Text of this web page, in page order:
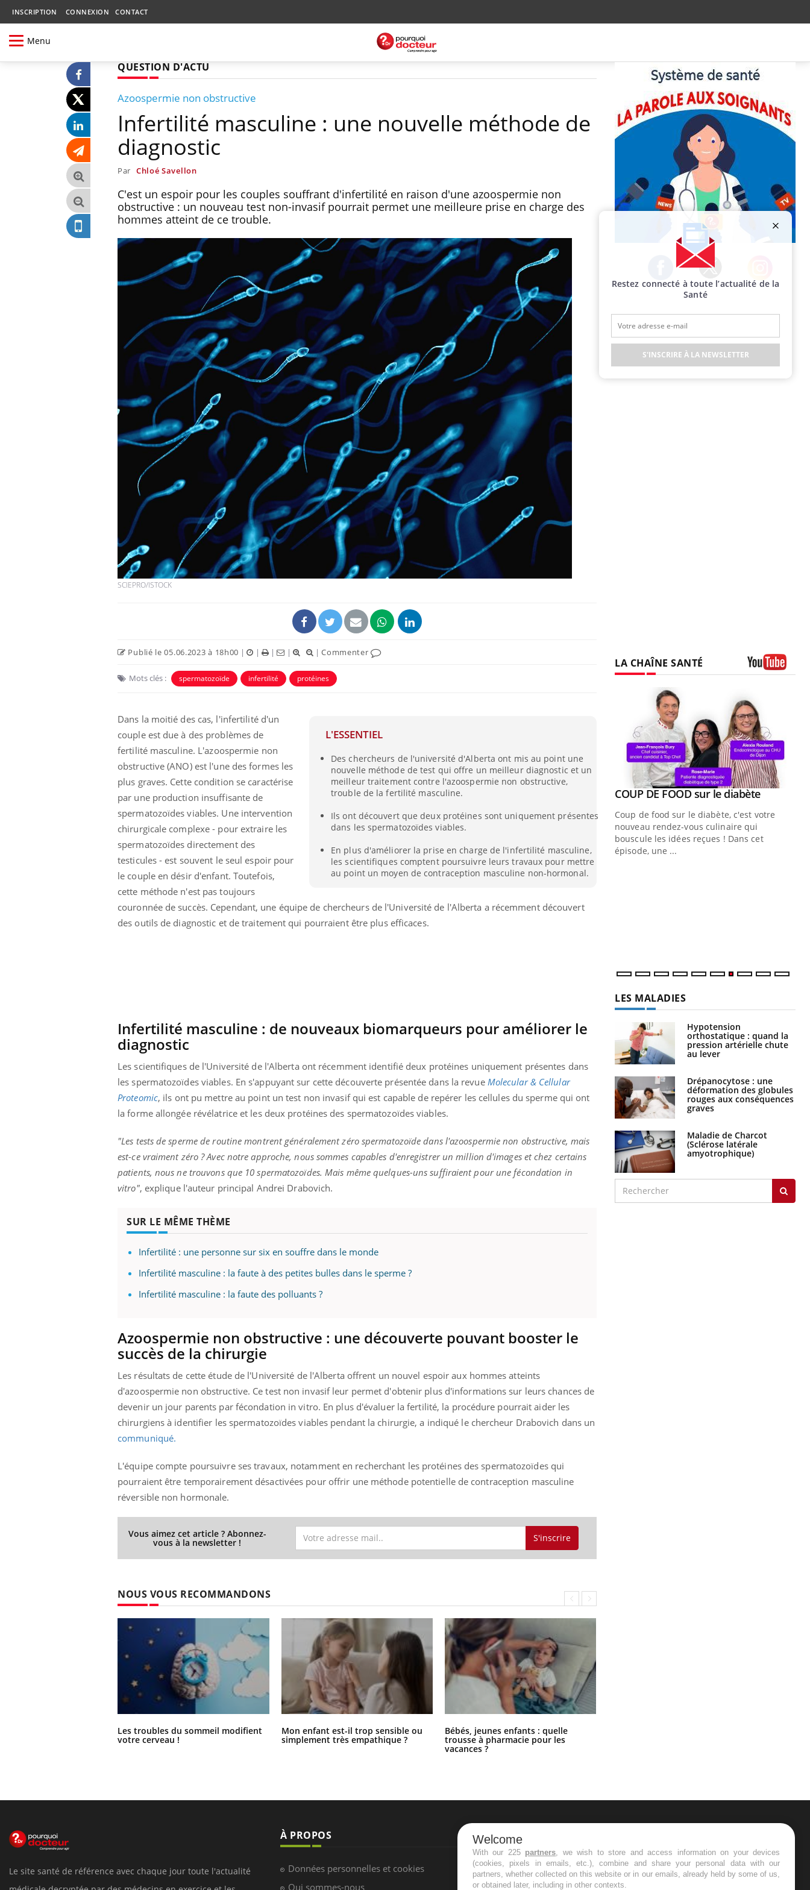
INSCRIPTION CONNEXION CONTACT
Menu
QUESTION D'ACTU
Azoospermie non obstructive
Infertilité masculine : une nouvelle méthode de
diagnostic
Par Chloé Savellon
C'est un espoir pour les couples souffrant d'infertilité en raison d'une azoospermie non
obstructive : un nouveau test non-invasif pourrait permet une meilleure prise en charge des
hommes atteint de ce trouble.
SCIEPRO/ISTOCK
Publié le 05.06.2023 à 18h00 | | | | |Commenter
Mots clés : spermatozoïde infertilité protéines
L'ESSENTIEL
Des chercheurs de l'université d'Alberta ont mis au point une
nouvelle méthode de test qui offre un meilleur diagnostic et un
meilleur traitement contre l'azoospermie non obstructive,
trouble de la fertilité masculine.
Ils ont découvert que deux protéines sont uniquement présentes
dans les spermatozoïdes viables.
En plus d'améliorer la prise en charge de l'infertilité masculine,
les scientifiques comptent poursuivre leurs travaux pour mettre
au point un moyen de contraception masculine non-hormonal.
Dans la moitié des cas, l'infertilité d'un
couple est due à des problèmes de
fertilité masculine. L'azoospermie non
obstructive (ANO) est l'une des formes les
plus graves. Cette condition se caractérise
par une production insuffisante de
spermatozoïdes viables. Une intervention
chirurgicale complexe - pour extraire les
spermatozoïdes directement des
testicules - est souvent le seul espoir pour
le couple en désir d'enfant. Toutefois,
cette méthode n'est pas toujours
couronnée de succès. Cependant, une équipe de chercheurs de l'Université de l'Alberta a récemment découvert
des outils de diagnostic et de traitement qui pourraient être plus efficaces.
Infertilité masculine : de nouveaux biomarqueurs pour améliorer le
diagnostic
Les scientifiques de l'Université de l'Alberta ont récemment identifié deux protéines uniquement présentes dans
les spermatozoïdes viables. En s'appuyant sur cette découverte présentée dans la revue Molecular & Cellular
Proteomic, ils ont pu mettre au point un test non invasif qui est capable de repérer les cellules du sperme qui ont
la forme allongée révélatrice et les deux protéines des spermatozoïdes viables.
"Les tests de sperme de routine montrent généralement zéro spermatozoïde dans l'azoospermie non obstructive, mais
est-ce vraiment zéro ? Avec notre approche, nous sommes capables d'enregistrer un million d'images et chez certains
patients, nous ne trouvons que 10 spermatozoïdes. Mais même quelques-uns suffiraient pour une fécondation in
vitro", explique l'auteur principal Andrei Drabovich.
SUR LE MÊME THÈME
Infertilité : une personne sur six en souffre dans le monde
Infertilité masculine : la faute à des petites bulles dans le sperme ?
Infertilité masculine : la faute des polluants ?
Azoospermie non obstructive : une découverte pouvant booster le
succès de la chirurgie
Les résultats de cette étude de l'Université de l'Alberta offrent un nouvel espoir aux hommes atteints
d'azoospermie non obstructive. Ce test non invasif leur permet d'obtenir plus d'informations sur leurs chances de
devenir un jour parents par fécondation in vitro. En plus d'évaluer la fertilité, la procédure pourrait aider les
chirurgiens à identifier les spermatozoïdes viables pendant la chirurgie, a indiqué le chercheur Drabovich dans un
communiqué.
L'équipe compte poursuivre ses travaux, notamment en recherchant les protéines des spermatozoïdes qui
pourraient être temporairement désactivées pour offrir une méthode potentielle de contraception masculine
réversible non hormonale.
Vous aimez cet article ? Abonnez-
vous à la newsletter ! S'inscrire
NOUS VOUS RECOMMANDONS
Les troubles du sommeil modifient
votre cerveau !
Mon enfant est-il trop sensible ou
simplement très empathique ?
Bébés, jeunes enfants : quelle
trousse à pharmacie pour les
vacances ?
Facebook Twitter Instagram
LA CHAÎNE SANTÉ
Eczéma Chronique des Mains : se
préparer pour l’été !Youtube
L'été arrive… et avec lui, un tout nouveau
rythme de vie ! Vacances, plage, piscine,
soleil, activités en plein air… Nos mains
Youtube
Diabète & Ramadan 2026 Youtube
Le Ramadan approche, et, pour de
nombreuses personnes atteintes de
défis, mais ...
Youtube
Un « jumeau numérique » pour
préventiveYoutube
mutualiste innove en matière de bilan de
santé : l'utilisation d'un « jumeau
numérique » permet ...
Youtube
COUP DE FOOD sur le diabèteYoutube
Coup de food sur le diabète, c'est votre
nouveau rendez-vous culinaire qui
bouscule les idées reçues ! Dans cet
épisode, une ...
LES MALADIES
Hypotension
orthostatique : quand la
pression artérielle chute
au lever
Drépanocytose : une
déformation des globules
rouges aux conséquences
graves
Maladie de Charcot
(Sclérose latérale
amyotrophique)
Restez connecté à toute l’actualité de la
Santé
S'INSCRIRE À LA NEWSLETTER
Le site santé de référence avec chaque jour toute l'actualité
À PROPOS
Données personnelles et cookies
Qui sommes-nous
NEWSLETTER
Recevez toutes les semaines les meilleures
infos santé
Welcome
With our 225 partners, we wish to store and access information on your devices
(cookies, pixels in emails, etc.), combine and share your personal data with our
partners, whether collected on this website or in our emails, already held by some of us,
or obtained later, including in other contexts.